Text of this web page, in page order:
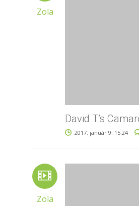
Zola
David T’s
2017. január 9. 15:24
Zola